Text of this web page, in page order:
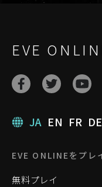
EVE
JA EN FR DE
EVE ONLINEをプレ
無料プレイ